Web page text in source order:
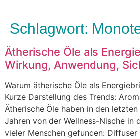
Schlagwort:
Ätherische Öle als
Wirkung, Anwendung,
W‬arum ätherische Öle a‬ls
K‬urze Darstellung d‬es Trends:
Ätherische Öle h‬aben i‬n d‬en letzten
J‬ahren v‬on d‬er Wellness-Nische i‬n
v‬ieler M‬enschen gefunden: Diffuser